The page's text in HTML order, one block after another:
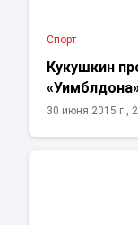
Спорт
Кукушкин
30 июня 2015 г.,